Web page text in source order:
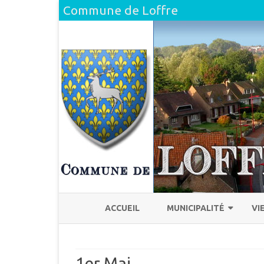
Commune de Loffre
ACCUEIL MUNICIPALITÉ